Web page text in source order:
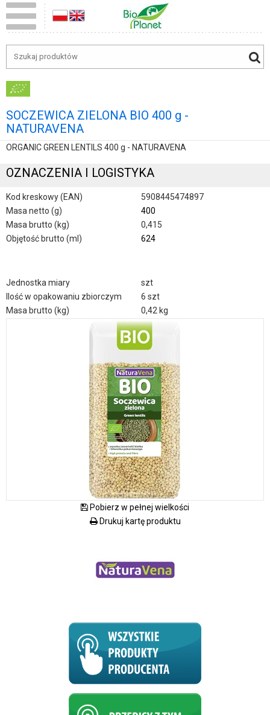
SOCZEWICA ZIELONA BIO 400 g -
NATURAVENA
ORGANIC GREEN LENTILS 400 g - NATURAVENA
OZNACZENIA I LOGISTYKA
Kod kreskowy (EAN)
5908445474897
Masa netto (g)
400
Masa brutto (kg)
0,415
Objętość brutto (ml)
624
Jednostka miary
szt
Ilość w opakowaniu zbiorczym
6 szt
Masa brutto (kg)
0,42 kg
Pobierz w pełnej wielkości
Drukuj kartę produktu